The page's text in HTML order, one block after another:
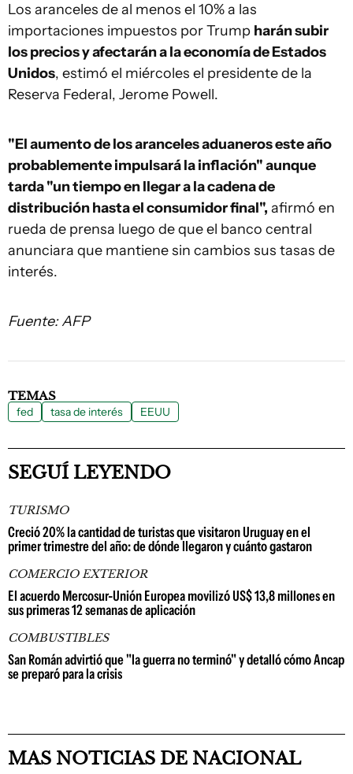
Los aranceles de al menos el 10% a las
importaciones impuestos por Trump harán subir
los precios y afectarán a la economía de Estados
Unidos, estimó el miércoles el presidente de la
Reserva Federal, Jerome Powell.
"El aumento de los aranceles aduaneros este año
probablemente impulsará la inflación" aunque
tarda "un tiempo en llegar a la cadena de
distribución hasta el consumidor final", afirmó en
rueda de prensa luego de que el banco central
anunciara que mantiene sin cambios sus tasas de
interés.
Fuente: AFP
TEMAS
fed tasa de interés EEUU
SEGUÍ LEYENDO
TURISMO
Creció 20% la cantidad de turistas que visitaron Uruguay en el
primer trimestre del año: de dónde llegaron y cuánto gastaron
COMERCIO EXTERIOR
El acuerdo Mercosur-Unión Europea movilizó US$ 13,8 millones en
sus primeras 12 semanas de aplicación
COMBUSTIBLES
San Román advirtió que "la guerra no terminó" y detalló cómo Ancap
se preparó para la crisis
MAS NOTICIAS DE NACIONAL